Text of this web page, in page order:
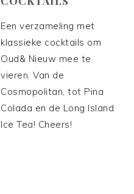
Een verzameling met
klassieke cocktails om
Oud& Nieuw mee te
vieren. Van de
Cosmopolitan, tot Pina
Colada en de Long Island
Ice Tea! Cheers!